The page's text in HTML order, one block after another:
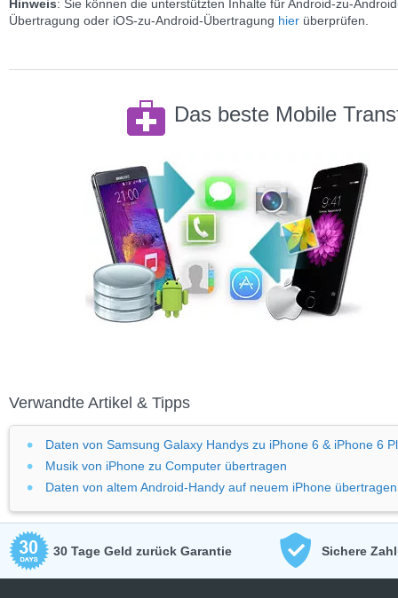
Hinweis: Sie können die unterstützten Inhalte für Android-zu-
Übertragung oder iOS-zu-Android-Übertragung hier überprüfen.
Das beste Mobile
Verwandte Artikel & Tipps
Daten von Samsung Galaxy Handys zu iPhone 6 & iPhone 6
Musik von iPhone zu Computer übertragen
Daten von altem Android-Handy auf neuem iPhone übertragen
30 Tage Geld zurück Garantie Sichere